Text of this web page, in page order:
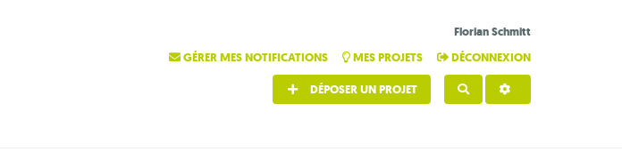
Florian Schmitt
GÉRER MES NOTIFICATIONS
MES PROJETS DÉCONNEXION
RECHERCHER
DÉPOSER UN PROJET